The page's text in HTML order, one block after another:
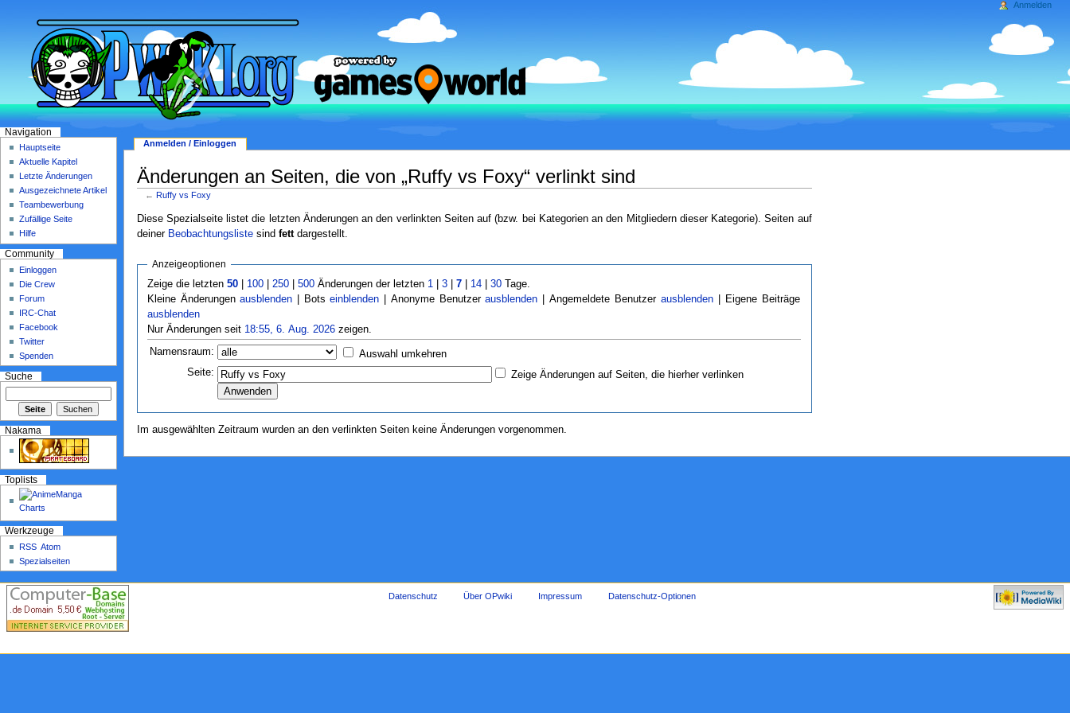
Änderungen an Seiten, die von „Ruffy vs Foxy“ verlinkt sind
← Ruffy vs Foxy
Diese Spezialseite listet die letzten Änderungen an den verlinkten Seiten auf (bzw. bei Kategorien an den Mitgliedern dieser Kategorie). Seiten auf
deiner Beobachtungslistesind fettdargestellt.
Anzeigeoptionen
Zeige die letzten50 100 |250 |500 Änderungen der letzten 1 |3 |7 14 |30 Tage.
Kleine Änderungenausblenden | Botseinblenden | Anonyme Benutzerausblenden | Angemeldete Benutzerausblenden | Eigene Beiträge
ausblenden
Nur Änderungen seit 18:55, 6. Aug. 2026 zeigen.
Namensraum:
Auswahl umkehren
Seite:
Zeige Änderungen auf Seiten, die hierher verlinken
Im ausgewählten Zeitraum wurden an den verlinkten Seiten keine Änderungen vorgenommen.
Anmelden / Einloggen
Anmelden
Navigation
Hauptseite
Aktuelle Kapitel
Letzte Änderungen
Ausgezeichnete Artikel
Teambewerbung
Zufällige Seite
Hilfe
Community
Einloggen
Die Crew
Forum
IRC-Chat
Facebook
Twitter
Spenden
Suche
Nakama
Toplists
Werkzeuge
RSS Atom
Spezialseiten
Datenschutz Über OPwiki Impressum Datenschutz-Optionen